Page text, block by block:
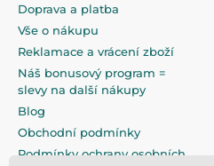
Doprava a platba
Vše o nákupu
Reklamace a vrácení zboží
Náš bonusový program =
slevy na další nákupy
Blog
Obchodní podmínky
Podmínky ochrany osobních